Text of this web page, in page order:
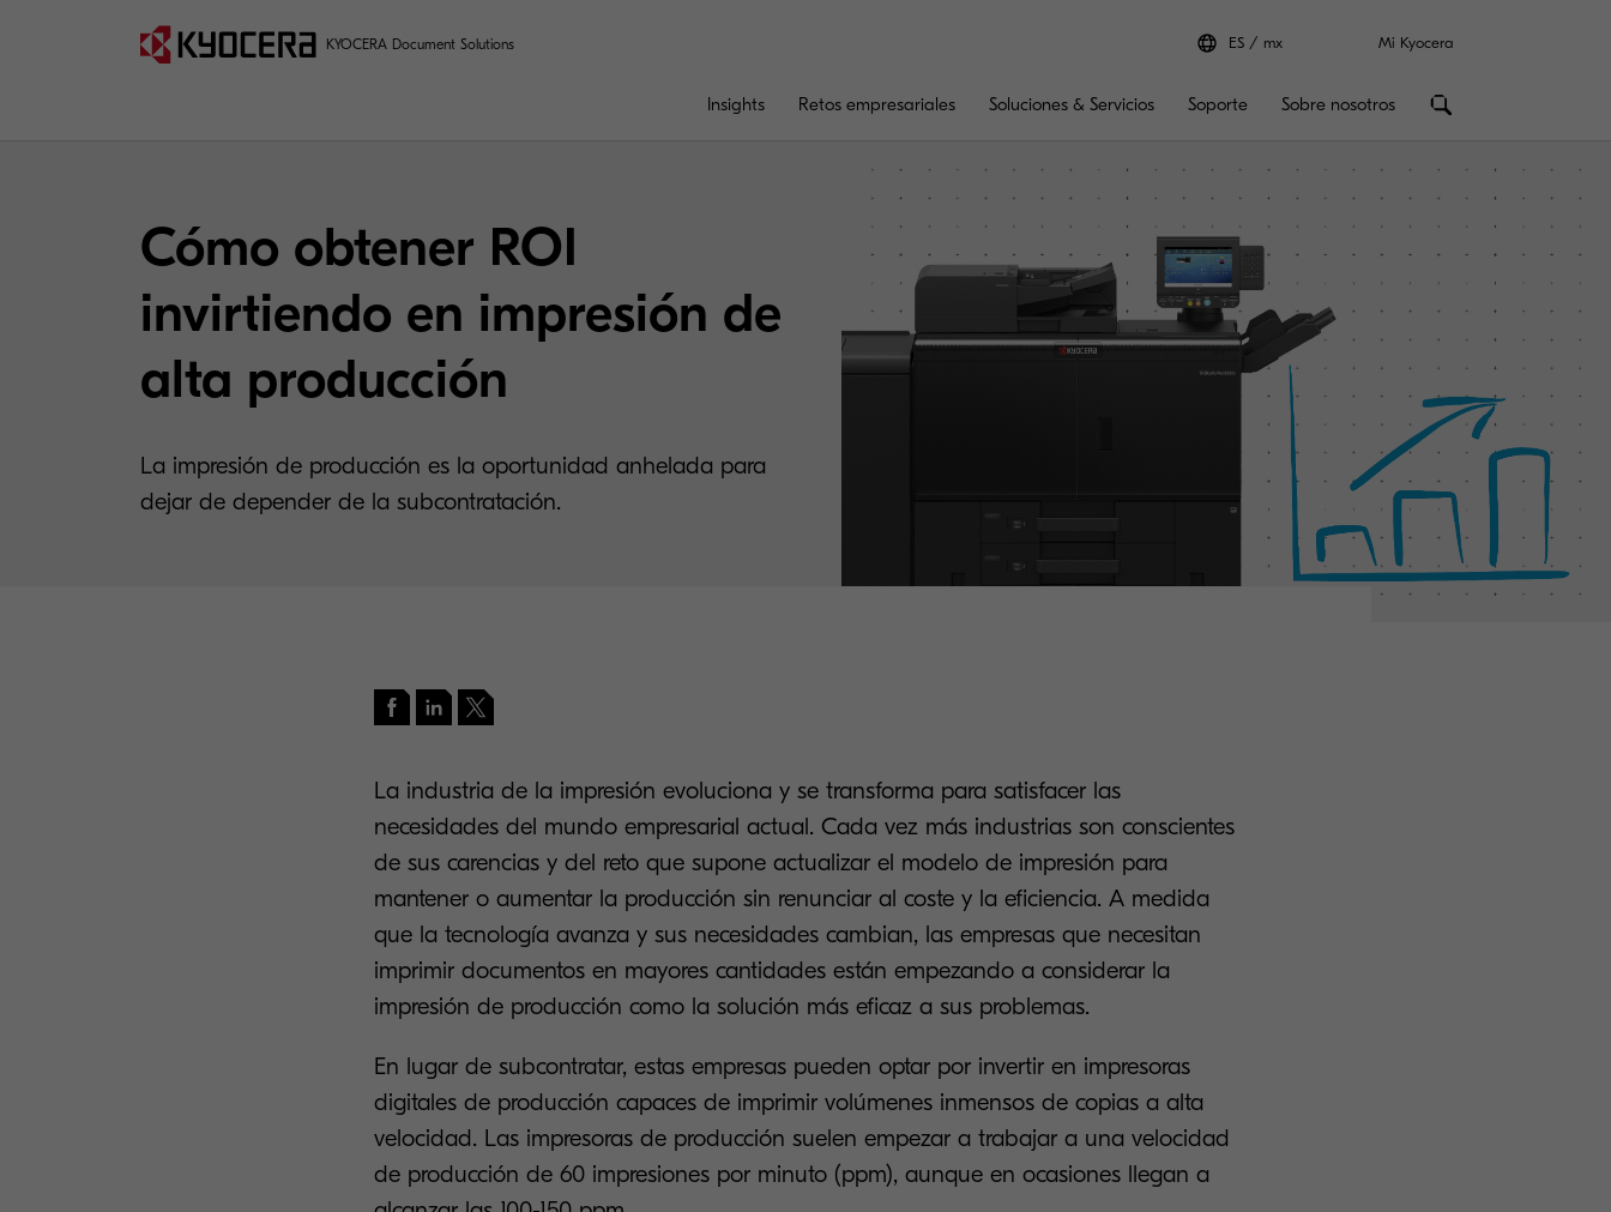
KYOCERA Document Solutions ES mx Mi Kyocera
Insights Retos empresariales Soluciones & Servicios Soporte Sobre nosotros
Cómo obtener ROI
invirtiendo en impresión de
alta producción
La impresión de producción es la oportunidad anhelada para
dejar de depender de la subcontratación.
La industria de la impresión evoluciona y se transforma para satisfacer las
necesidades del mundo empresarial actual. Cada vez más industrias son conscientes
de sus carencias y del reto que supone actualizar el modelo de impresión para
mantener o aumentar la producción sin renunciar al coste y la eficiencia. A medida
que la tecnología avanza y sus necesidades cambian, las empresas que necesitan
imprimir documentos en mayores cantidades están empezando a considerar la
impresión de producción como la solución más eficaz a sus problemas.
En lugar de subcontratar, estas empresas pueden optar por invertir en impresoras
digitales de producción capaces de imprimir volúmenes inmensos de copias a alta
velocidad. Las impresoras de producción suelen empezar a trabajar a una velocidad
de producción de 60 impresiones por minuto (ppm), aunque en ocasiones llegan a